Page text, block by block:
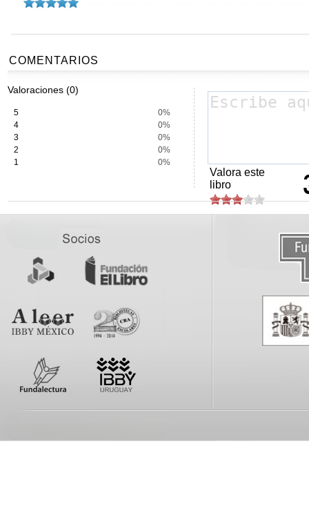
COMENTARIOS
Valoraciones (0)
5
0%
4
0%
3
0%
2
0%
1
0%
Valora este
libro